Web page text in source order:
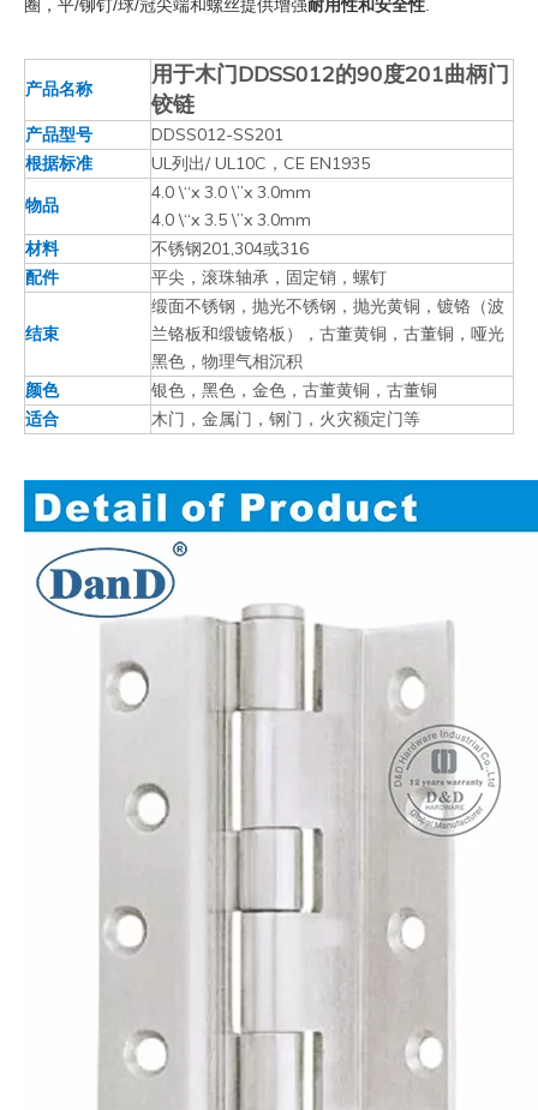
圈，平/铆钉/球/冠尖端和螺丝提供增强耐用性和安全性
产品名称
用于木门DDSS012的90度201曲柄门
铰链
产品型号
DDSS012-SS201
根据标准
UL列出/ UL10C，CE EN1935
物品
4.0 \“x 3.0 \”x 3.0mm
4.0 \“x 3.5 \”x 3.0mm
材料
不锈钢201,304或316
配件
平尖，滚珠轴承，固定销，螺钉
结束
缎面不锈钢，抛光不锈钢，抛光黄铜，镀铬（波
兰铬板和缎镀铬板），古董黄铜，古董铜，哑光
黑色，物理气相沉积
颜色
银色，黑色，金色，古董黄铜，古董铜
适合
木门，金属门，钢门，火灾额定门等